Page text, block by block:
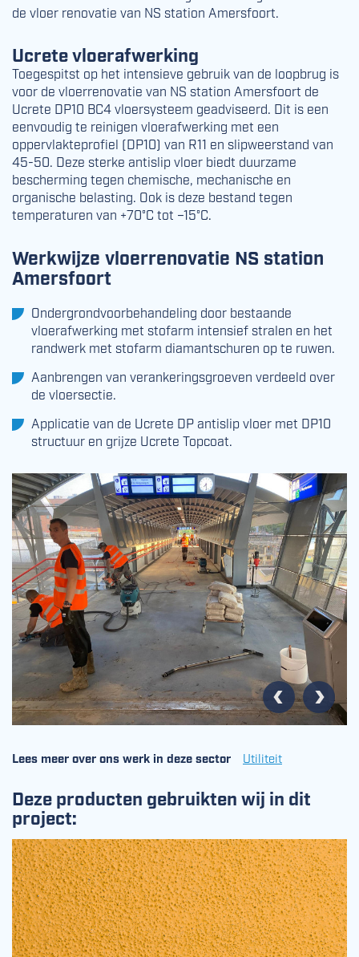
de vloer renovatie van NS station Amersfoort.
Ucrete vloerafwerking
Toegespitst op het intensieve gebruik van de loopbrug is
voor de vloerrenovatie van NS station Amersfoort de
Ucrete DP10 BC4 vloersysteem geadviseerd. Dit is een
eenvoudig te reinigen vloerafwerking met een
oppervlakteprofiel (DP10) van R11 en slipweerstand van
45-50. Deze sterke antislip vloer biedt duurzame
bescherming tegen chemische, mechanische en
organische belasting. Ook is deze bestand tegen
temperaturen van +70°C tot –15°C.
Werkwijze vloerrenovatie NS station
Amersfoort
Ondergrondvoorbehandeling door bestaande
vloerafwerking met stofarm intensief stralen en het
randwerk met stofarm diamantschuren op te ruwen.
Aanbrengen van verankeringsgroeven verdeeld over
de vloersectie.
Applicatie van de Ucrete DP antislip vloer met DP10
structuur en grijze Ucrete Topcoat.
Vorige Volgende
Lees meer over ons werk in deze sector Utiliteit
Deze producten gebruikten wij in dit
project: